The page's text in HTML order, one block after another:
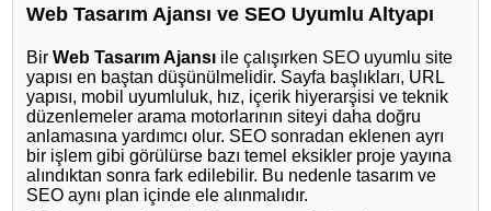
Web Tasarım Ajansı ve SEO Uyumlu Altyapı
BirWeb Tasarım Ajansı ile çalışırken SEO uyumlu site
yapısı en baştan düşünülmelidir. Sayfa başlıkları, URL
yapısı, mobil uyumluluk, hız, içerik hiyerarşisi ve teknik
düzenlemeler arama motorlarının siteyi daha doğru
anlamasına yardımcı olur. SEO sonradan eklenen ayrı
bir işlem gibi görülürse bazı temel eksikler proje yayına
alındıktan sonra fark edilebilir. Bu nedenle tasarım ve
SEO aynı plan içinde ele alınmalıdır.